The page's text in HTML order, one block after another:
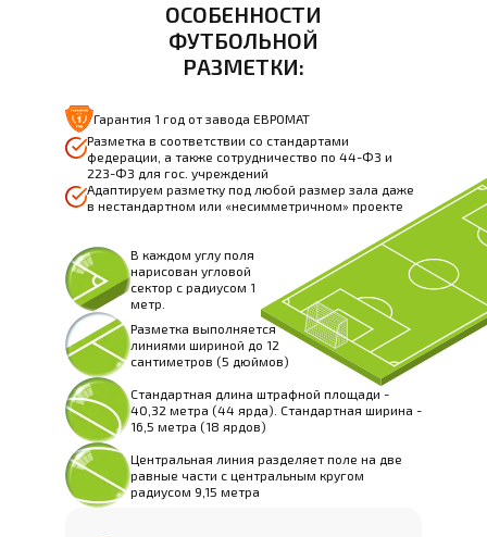
ОСОБЕННОСТИ
ФУТБОЛЬНОЙ
РАЗМЕТКИ:
Разметка в соответствии со стандартами
федерации, а также сотрудничество по 44-ФЗ и
223-ФЗ для гос. учреждений
Гарантия 1 год от завода ЕВРОМАТ
Адаптируем разметку под любой размер зала даже
в нестандартном или «несимметричном» проекте
В каждом углу поля
нарисован угловой
сектор с радиусом 1
метр.
Разметка выполняется
линиями шириной до 12
сантиметров (5 дюймов)
Стандартная длина штрафной площади -
40,32 метра (44 ярда). Стандартная ширина -
16,5 метра (18 ярдов)
Центральная линия разделяет поле на две
равные части с центральным кругом
радиусом 9,15 метра